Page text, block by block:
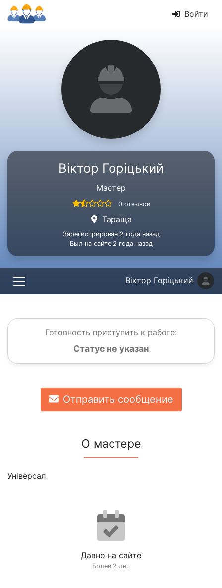
Войти
Віктор Горіцький
Мастер
0 отзывов
Тараща
Зарегистрирован 2 года назад
Был на сайте 2 года назад
Віктор Горіцький
Готовность приступить к работе:
Статус не указан
Отправить сообщение
О мастере
Універсал
Давно на сайте
Более 2 лет